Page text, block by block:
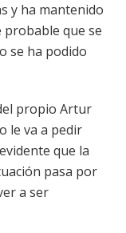
y ha mantenido
probable que se
se ha podido
propio Artur
le va a pedir
que la
pasa por
a ser